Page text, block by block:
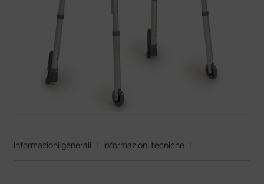
Informazioni generali | Informazioni tecniche |